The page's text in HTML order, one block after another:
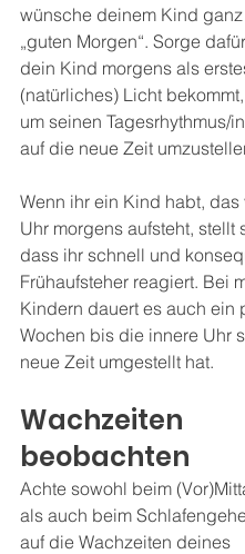
wünsche deinem Kind
„guten Morgen“. Sorge
dein Kind morgens als
(natürliches) Licht
um seinen Tagesrhythmus/
auf die neue Zeit
Wenn ihr ein Kind habt, das
Uhr morgens aufsteht, stellt
dass ihr schnell und
Frühaufsteher reagiert. Bei
Kindern dauert es auch ein
Wochen bis die innere Uhr
neue Zeit umgestellt hat.
Wachzeiten
beobachten
Achte sowohl beim
als auch beim
auf die Wachzeiten deines